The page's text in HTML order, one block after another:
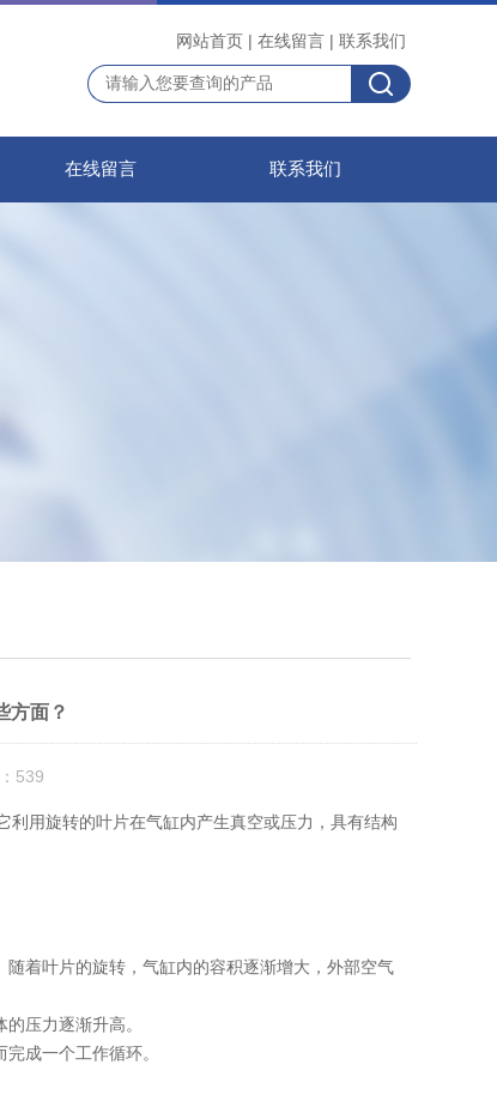
网站首页 | 在线留言 | 联系我们
在线留言 联系我们
方面？
539
用旋转的叶片在气缸内产生真空或压力，具有结构
着叶片的旋转，气缸内的容积逐渐增大，外部空气
压力逐渐升高。
成一个工作循环。